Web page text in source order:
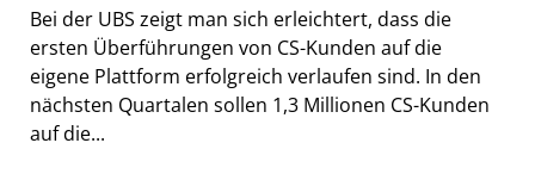
Bei der UBS zeigt man sich erleichtert, dass die
ersten Überführungen von CS-Kunden auf die
eigene Plattform erfolgreich verlaufen sind. In den
nächsten Quartalen sollen 1,3 Millionen CS-Kunden
auf die...